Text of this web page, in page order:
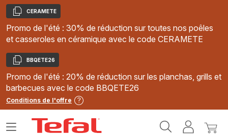
Copier
CERAMETE
Promo de l'été : 30% de réduction sur toutes nos poêles
et casseroles en céramique avec le code CERAMETE
Copier
BBQETE26
Promo de l'été : 20% de réduction sur les planchas, grills et
barbecues avec le code BBQETE26
Conditions de l'offre
MonMon
Ouvrir